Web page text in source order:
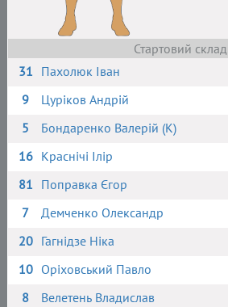
Стартовий склад
31 Пахолюк Іван
9
Цуріков Андрій
5
Бондаренко Валерій (К)
16 Краснічі Ілір
81 Поправка Єгор
7
Демченко Олександр
20 Гагнідзе Ніка
10 Оріховський Павло
8
Велетень Владислав